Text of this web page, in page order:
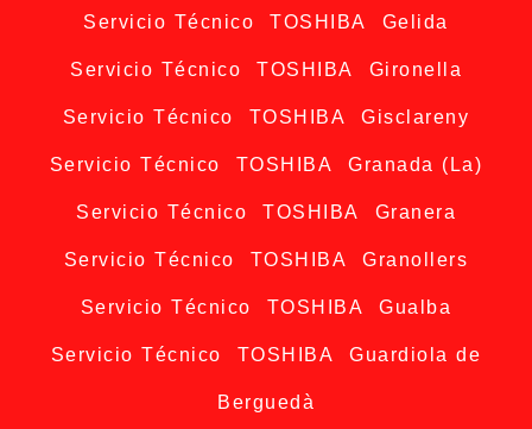
Servicio Técnico TOSHIBA Gelida
Servicio Técnico TOSHIBA Gironella
Servicio Técnico TOSHIBA Gisclareny
Servicio Técnico TOSHIBA Granada (La)
Servicio Técnico TOSHIBA Granera
Servicio Técnico TOSHIBA Granollers
Servicio Técnico TOSHIBA Gualba
Servicio Técnico TOSHIBA Guardiola de
Berguedà